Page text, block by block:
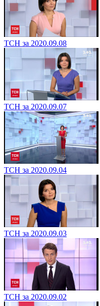
ТСН за 2020.09.08
ТСН за 2020.09.07
ТСН за 2020.09.04
ТСН за 2020.09.03
ТСН за 2020.09.02